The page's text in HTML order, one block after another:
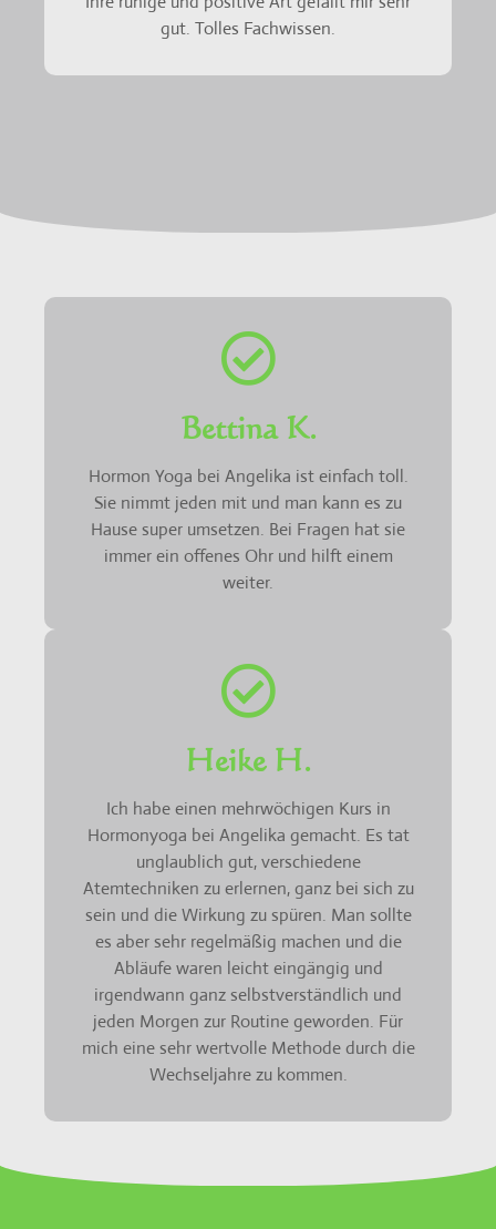
gut. Tolles Fachwissen.
Bettina K.
Hormon Yoga bei Angelika ist einfach toll.
Sie nimmt jeden mit und man kann es zu
Hause super umsetzen. Bei Fragen hat sie
immer ein offenes Ohr und hilft einem
weiter.
Heike H.
Ich habe einen mehrwöchigen Kurs in
Hormonyoga bei Angelika gemacht. Es tat
unglaublich gut, verschiedene
Atemtechniken zu erlernen, ganz bei sich zu
sein und die Wirkung zu spüren. Man sollte
es aber sehr regelmäßig machen und die
Abläufe waren leicht eingängig und
irgendwann ganz selbstverständlich und
jeden Morgen zur Routine geworden. Für
mich eine sehr wertvolle Methode durch die
Wechseljahre zu kommen.